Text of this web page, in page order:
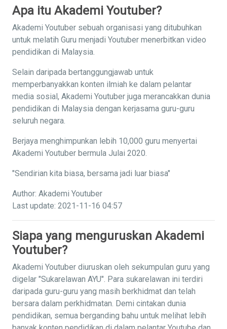
Apa itu Akademi Youtuber?
Akademi Youtuber sebuah organisasi yang ditubuhkan
untuk melatih Guru menjadi Youtuber menerbitkan video
pendidikan di Malaysia.
Selain daripada bertanggungjawab untuk
memperbanyakkan konten ilmiah ke dalam pelantar
media sosial, Akademi Youtuber juga merancakkan dunia
pendidikan di Malaysia dengan kerjasama guru-guru
seluruh negara.
Berjaya menghimpunkan lebih 10,000 guru menyertai
Akademi Youtuber bermula Julai 2020.
"Sendirian kita biasa, bersama jadi luar biasa"
Author: Akademi Youtuber
Last update: 2021-11-16 04:57
Siapa yang menguruskan Akademi
Youtuber?
Akademi Youtuber diuruskan oleh sekumpulan guru yang
digelar "Sukarelawan AYU". Para sukarelawan ini terdiri
daripada guru-guru yang masih berkhidmat dan telah
bersara dalam perkhidmatan. Demi cintakan dunia
pendidikan, semua berganding bahu untuk melihat lebih